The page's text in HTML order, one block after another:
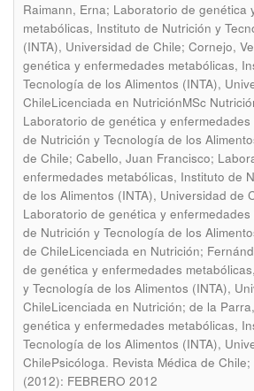
Raimann, Erna; Laboratorio de genética
metabólicas, Instituto de Nutrición y
(INTA), Universidad de Chile; Cornejo,
genética y enfermedades metabólicas,
Tecnología de los Alimentos (INTA),
ChileLicenciada en NutriciónMSc
Laboratorio de genética y
de Nutrición y Tecnología de los
de Chile; Cabello, Juan Francisco;
enfermedades metabólicas, Instituto de
de los Alimentos (INTA), Universidad de
Laboratorio de genética y
de Nutrición y Tecnología de los
de ChileLicenciada en Nutrición;
de genética y enfermedades
y Tecnología de los Alimentos (INTA),
ChileLicenciada en Nutrición; de la
genética y enfermedades metabólicas,
Tecnología de los Alimentos (INTA),
ChilePsicóloga. Revista Médica de
(2012): FEBRERO 2012